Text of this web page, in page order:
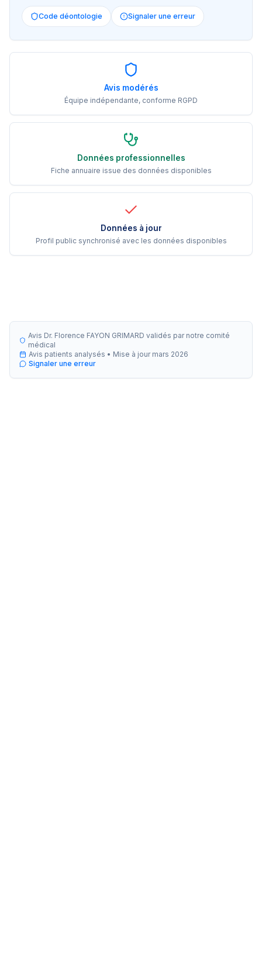
Code déontologie Signaler une erreur
Avis modérés
Équipe indépendante, conforme RGPD
Données professionnelles
Fiche annuaire issue des données disponibles
Données à jour
Profil public synchronisé avec les données disponibles
Avis Dr. Florence FAYON GRIMARD validés par notre comité
médical
Avis patients analysés • Mise à jour mars 2026
Signaler une erreur